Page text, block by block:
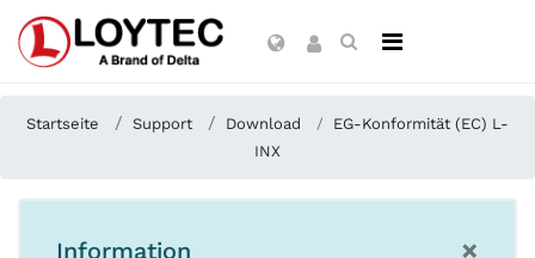
Startseite Support Download
EG-Konformität (EC) L-
INX
×
Information